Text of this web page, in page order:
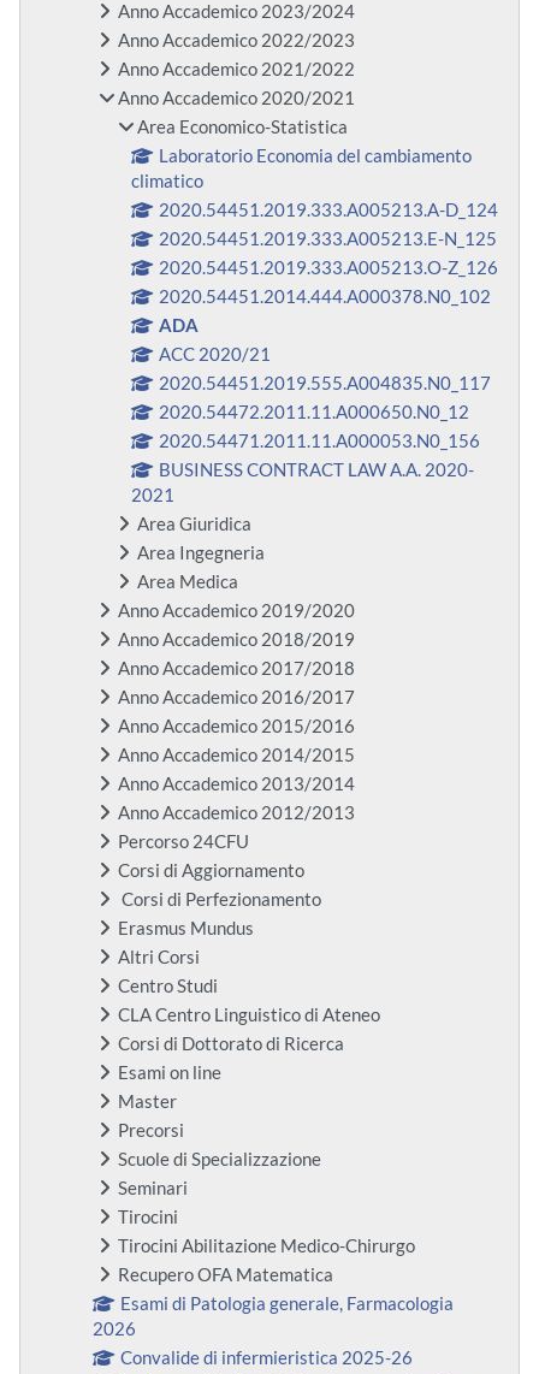
Anno Accademico 2023/2024
Anno Accademico 2022/2023
Anno Accademico 2021/2022
Anno Accademico 2020/2021
Area Economico-Statistica
Laboratorio Economia del cambiamento
climatico
2020.54451.2019.333.A005213.A-D_124
2020.54451.2019.333.A005213.E-N_125
2020.54451.2019.333.A005213.O-Z_126
2020.54451.2014.444.A000378.N0_102
ADA
ACC 2020/21
2020.54451.2019.555.A004835.N0_117
2020.54472.2011.11.A000650.N0_12
2020.54471.2011.11.A000053.N0_156
BUSINESS CONTRACT LAW A.A. 2020-
2021
Area Giuridica
Area Ingegneria
Area Medica
Anno Accademico 2019/2020
Anno Accademico 2018/2019
Anno Accademico 2017/2018
Anno Accademico 2016/2017
Anno Accademico 2015/2016
Anno Accademico 2014/2015
Anno Accademico 2013/2014
Anno Accademico 2012/2013
Percorso 24CFU
Corsi di Aggiornamento
Corsi di Perfezionamento
Erasmus Mundus
Altri Corsi
Centro Studi
CLA Centro Linguistico di Ateneo
Corsi di Dottorato di Ricerca
Esami on line
Master
Precorsi
Scuole di Specializzazione
Seminari
Tirocini
Tirocini Abilitazione Medico-Chirurgo
Recupero OFA Matematica
Esami di Patologia generale, Farmacologia
2026
Convalide di infermieristica 2025-26